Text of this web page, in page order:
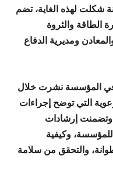
شكلت لهذه الغاية، تضم
الطاقة والثروة
ومديرية الدفاع
في المؤسسة نشرت خلال
التي توضح إجراءات
وتضمنت إرشادات
وكيفية
والتحقق من سلامة